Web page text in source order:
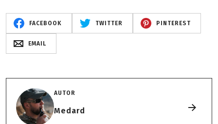
FACEBOOK TWITTER PINTEREST
EMAIL
AUTOR
Medard